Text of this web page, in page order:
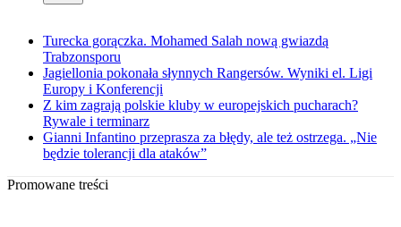
Turecka gorączka. Mohamed Salah nową gwiazdą
Trabzonsporu
Jagiellonia pokonała słynnych Rangersów. Wyniki el. Ligi
Europy i Konferencji
Z kim zagrają polskie kluby w europejskich pucharach?
Rywale i terminarz
Gianni Infantino przeprasza za błędy, ale też ostrzega. „Nie
będzie tolerancji dla ataków”
Promowane treści